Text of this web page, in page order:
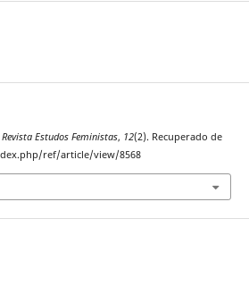
Revista Estudos Feministas, 12(2). Recuperado de
ref/article/view/8568